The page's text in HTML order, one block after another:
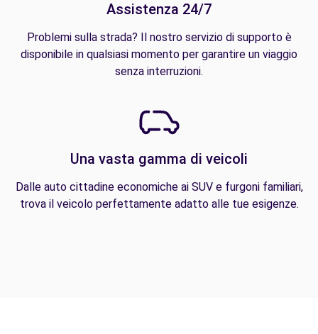
Assistenza 24/7
Problemi sulla strada? Il nostro servizio di supporto è
disponibile in qualsiasi momento per garantire un viaggio
senza interruzioni.
Una vasta gamma di veicoli
Dalle auto cittadine economiche ai SUV e furgoni familiari,
trova il veicolo perfettamente adatto alle tue esigenze.